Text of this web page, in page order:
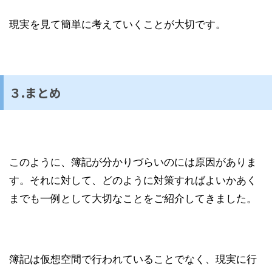
現実を見て簡単に考えていくことが大切です。
３.まとめ
このように、簿記が分かりづらいのには原因がありま
す。それに対して、どのように対策すればよいかあく
までも一例として大切なことをご紹介してきました。
簿記は仮想空間で行われていることでなく、現実に行